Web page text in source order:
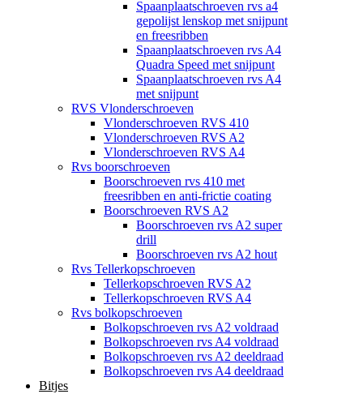
Spaanplaatschroeven rvs a4
gepolijst lenskop met snijpunt
en freesribben
Spaanplaatschroeven rvs A4
Quadra Speed met snijpunt
Spaanplaatschroeven rvs A4
met snijpunt
RVS Vlonderschroeven
Vlonderschroeven RVS 410
Vlonderschroeven RVS A2
Vlonderschroeven RVS A4
Rvs boorschroeven
Boorschroeven rvs 410 met
freesribben en anti-frictie coating
Boorschroeven RVS A2
Boorschroeven rvs A2 super
drill
Boorschroeven rvs A2 hout
Rvs Tellerkopschroeven
Tellerkopschroeven RVS A2
Tellerkopschroeven RVS A4
Rvs bolkopschroeven
Bolkopschroeven rvs A2 voldraad
Bolkopschroeven rvs A4 voldraad
Bolkopschroeven rvs A2 deeldraad
Bolkopschroeven rvs A4 deeldraad
Bitjes